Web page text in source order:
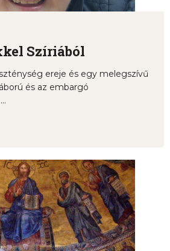
Szíriából
ereje és egy melegszívű
és az embargó